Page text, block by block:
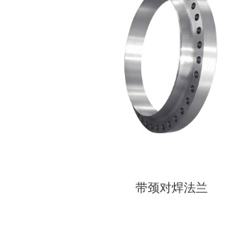
带颈对焊法兰